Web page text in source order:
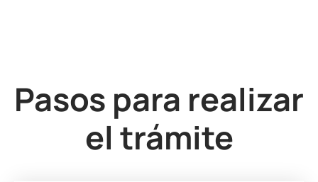
Pasos para realizar
el trámite